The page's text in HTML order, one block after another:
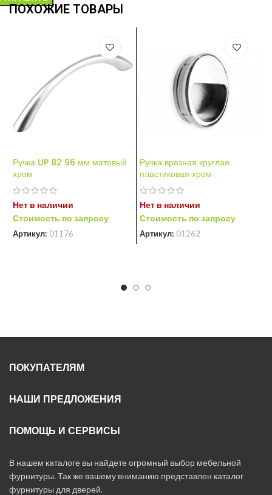
ПОХОЖИЕ ТОВАРЫ
Ручка UP 82 96 мм матовый
хром
Нет в наличии
Стоимость по запросу
Артикул: 01176
Ручка врезная круглая
пластиковая хром
Нет в наличии
Стоимость по запросу
Артикул: 01262
ПОКУПАТЕЛЯМ
НАШИ ПРЕДЛОЖЕНИЯ
ПОМОЩЬ И СЕРВИСЫ
В нашем каталоге вы найдете огромный выбор мебельной
фурнитуры. Так же вашему вниманию представлен каталог
фурнитуры для дверей.